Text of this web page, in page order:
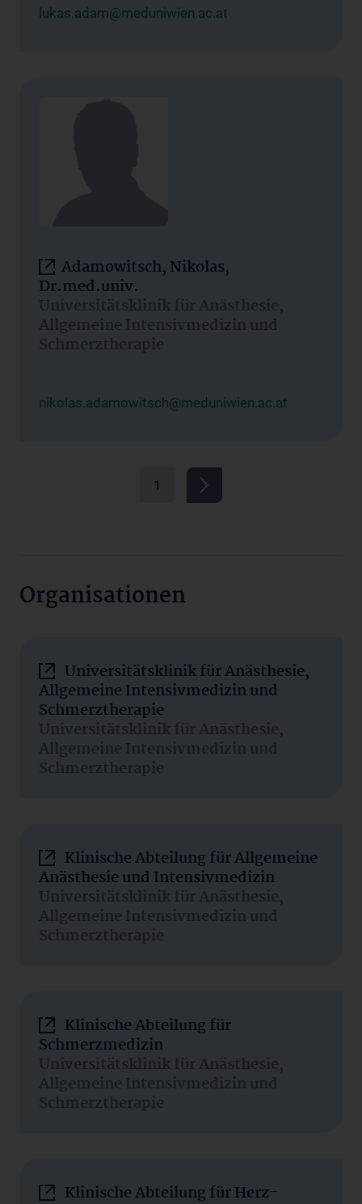
lukas.adam@meduniwien.ac.at
Adamowitsch, Nikolas,
Dr.med.univ.
Universitätsklinik für Anästhesie,
Allgemeine Intensivmedizin und
Schmerztherapie
nikolas.adamowitsch@meduniwien.ac.at
1
Organisationen
Universitätsklinik für Anästhesie,
Allgemeine Intensivmedizin und
Schmerztherapie
Universitätsklinik für Anästhesie,
Allgemeine Intensivmedizin und
Schmerztherapie
Klinische Abteilung für Allgemeine
Anästhesie und Intensivmedizin
Universitätsklinik für Anästhesie,
Allgemeine Intensivmedizin und
Schmerztherapie
Klinische Abteilung für
Schmerzmedizin
Universitätsklinik für Anästhesie,
Allgemeine Intensivmedizin und
Schmerztherapie
Klinische Abteilung für Herz-